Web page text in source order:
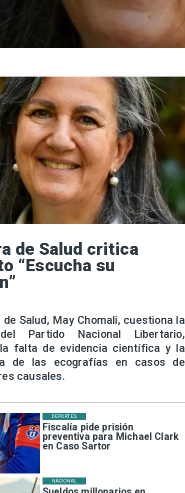
Fiscalía pide prisión
preventiva para Michael Clark
en Caso Sartor
DEPORTES
NACIONAL
de Salud critica
“Escucha su
Salud, May Chomali, cuestiona la
Partido Nacional Libertario,
la falta de evidencia científica y la
de las ecografías en casos de
causales.